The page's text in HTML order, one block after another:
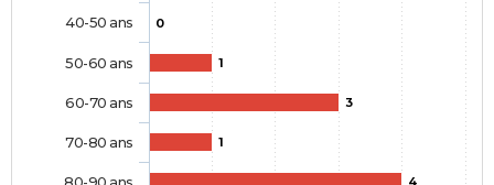
0
1
3
1
40-50 ans
50-60 ans
60-70 ans
70-80 ans